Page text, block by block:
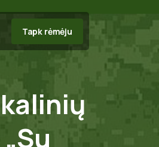
Tapk rėmėju
kalinių
„Su